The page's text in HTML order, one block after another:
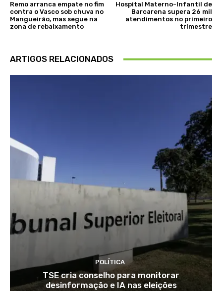
Remo arranca empate no fim
contra o Vasco sob chuva no
Mangueirão, mas segue na
zona de rebaixamento
Hospital Materno-Infantil de
Barcarena supera 26 mil
atendimentos no primeiro
trimestre
ARTIGOS RELACIONADOS
POLÍTICA
TSE cria conselho para monitorar
desinformação e IA nas eleições